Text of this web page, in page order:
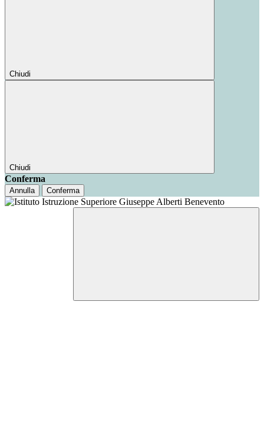
Chiudi
Chiudi
Conferma
Annulla Conferma